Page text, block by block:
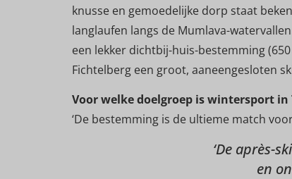
knusse en gemoedelijke dorp staat
langlaufen langs de Mumlava-
een lekker dichtbij-huis-bestemming
Fichtelberg een groot, aaneengesloten
Voor welke doelgroep is wintersport
‘De bestemming is de ultieme match
‘De après-
en